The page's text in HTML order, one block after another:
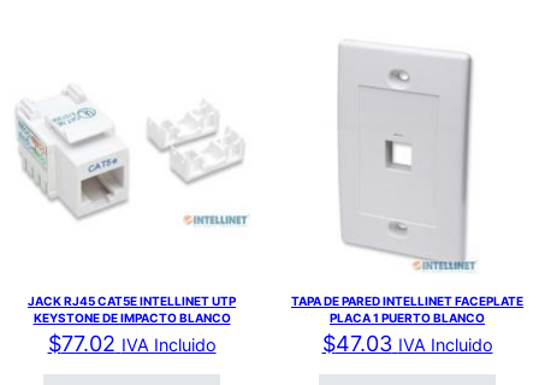
JACK RJ45 CAT5E INTELLINET UTP
KEYSTONE DE IMPACTO BLANCO
$77.02 IVA Incluido
TAPA DE PARED INTELLINET FACEPLATE
PLACA 1 PUERTO BLANCO
$47.03 IVA Incluido